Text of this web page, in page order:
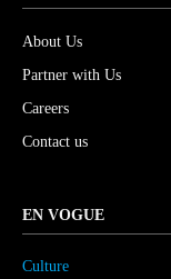
About Us
Partner with Us
Careers
Contact us
EN VOGUE
Culture